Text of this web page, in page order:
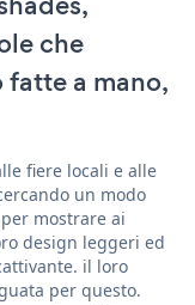
che
a mano,
fiere locali e alle
un modo
mostrare ai
design leggeri ed
il loro
per questo.